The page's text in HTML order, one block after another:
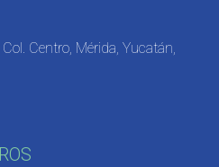
Centro, Mérida, Yucatán,